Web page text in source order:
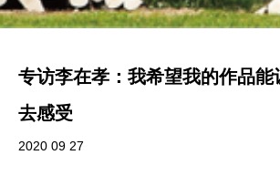
专访李在孝：我希望我的作品能
去感受
2020 09 27